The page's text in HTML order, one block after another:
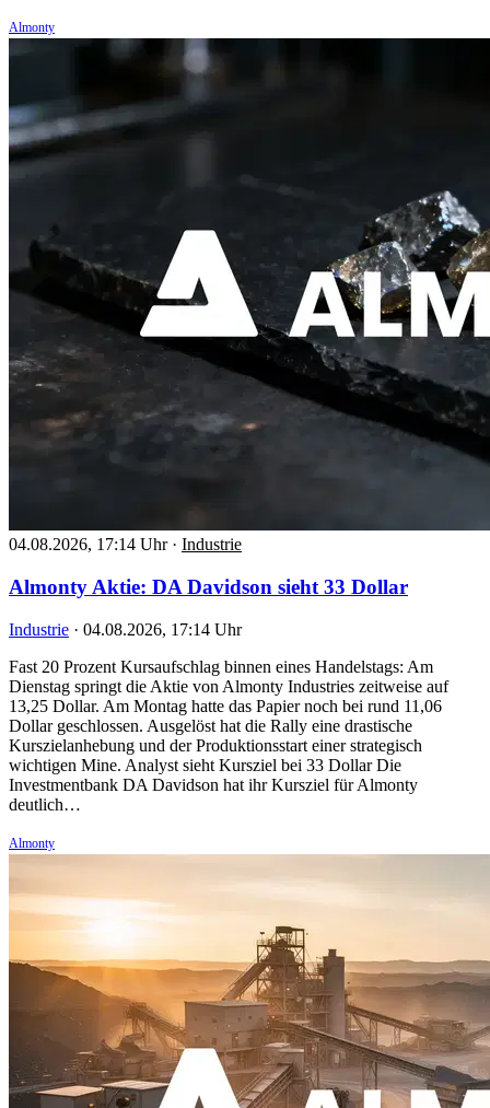
Almonty
04.08.2026, 17:14 Uhr · Industrie
Almonty Aktie: DA Davidson sieht 33 Dollar
Industrie · 04.08.2026, 17:14 Uhr
Fast 20 Prozent Kursaufschlag binnen eines Handelstags: Am
Dienstag springt die Aktie von Almonty Industries zeitweise auf
13,25 Dollar. Am Montag hatte das Papier noch bei rund 11,06
Dollar geschlossen. Ausgelöst hat die Rally eine drastische
Kurszielanhebung und der Produktionsstart einer strategisch
wichtigen Mine. Analyst sieht Kursziel bei 33 Dollar Die
Investmentbank DA Davidson hat ihr Kursziel für Almonty
deutlich…
Almonty